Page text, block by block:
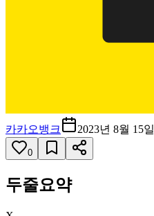
카카오뱅크 2023년 8월 15일
0
두줄요약